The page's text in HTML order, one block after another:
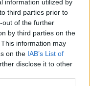
information utilized by
third parties prior to
out of the further
by third parties on the
information may
on the IAB’s List of
disclose it to other